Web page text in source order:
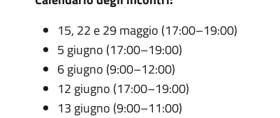
15, 22 e 29 maggio (17:00–19:00)
5 giugno (17:00–19:00)
6 giugno (9:00–12:00)
12 giugno (17:00–19:00)
13 giugno (9:00–11:00)